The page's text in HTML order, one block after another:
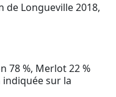
de Longueville 2018,
78 %, Merlot 22 %
sur la